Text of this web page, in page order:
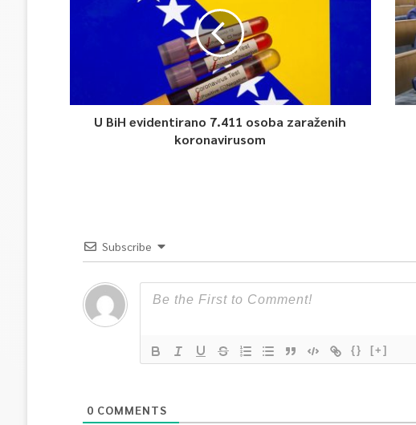
U BiH evidentirano 7.411 osoba zaraženih
koronavirusom
Subscribe
{} [+]
0 COMMENTS